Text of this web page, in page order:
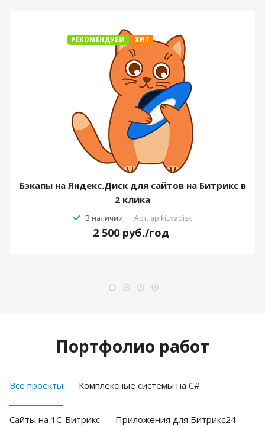
РЕКОМЕНДУЕМ ХИТ
Бэкапы на Яндекс.Диск для сайтов на Битрикс в
2 клика
В наличии Арт. apikit.yadisk
2 500 руб./год
Портфолио работ
Все проекты Комплексные системы на C#
Cайты на 1С-Битрикс Приложения для Битрикс24